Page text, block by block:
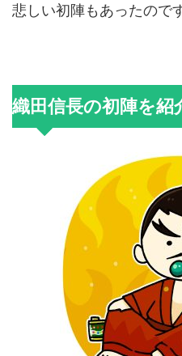
悲しい初陣もあったのです
織田信長の初陣を紹